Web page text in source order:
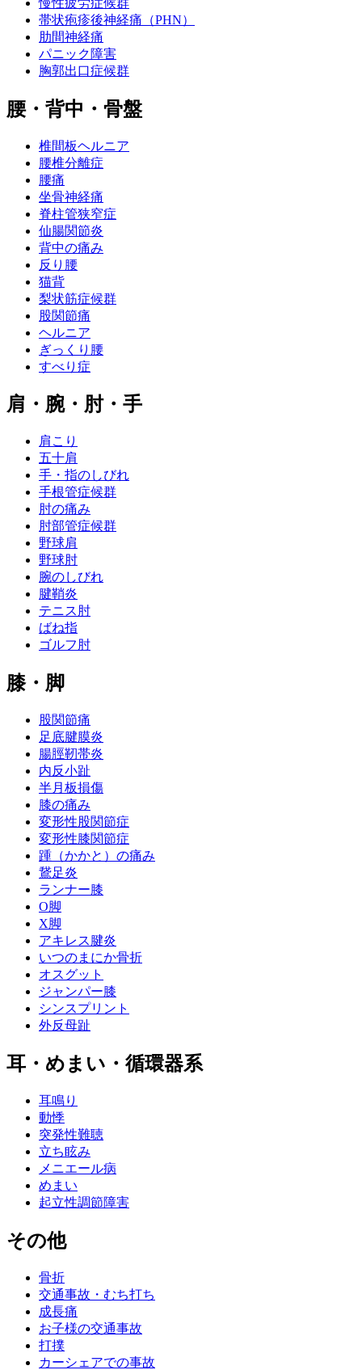
帯状疱疹後神経痛（PHN）
肋間神経痛
パニック障害
胸郭出口症候群
腰・背中・骨盤
椎間板ヘルニア
腰椎分離症
腰痛
坐骨神経痛
脊柱管狭窄症
仙腸関節炎
背中の痛み
反り腰
猫背
梨状筋症候群
股関節痛
ヘルニア
ぎっくり腰
すべり症
肩・腕・肘・手
肩こり
五十肩
手・指のしびれ
手根管症候群
肘の痛み
肘部管症候群
野球肩
野球肘
腕のしびれ
腱鞘炎
テニス肘
ばね指
ゴルフ肘
膝・脚
股関節痛
足底腱膜炎
腸脛靭帯炎
内反小趾
半月板損傷
膝の痛み
変形性股関節症
変形性膝関節症
踵（かかと）の痛み
鵞足炎
ランナー膝
O脚
X脚
アキレス腱炎
いつのまにか骨折
オスグット
ジャンパー膝
シンスプリント
外反母趾
耳・めまい・循環器系
耳鳴り
動悸
突発性難聴
立ち眩み
メニエール病
めまい
起立性調節障害
その他
骨折
交通事故・むち打ち
成長痛
お子様の交通事故
打撲
カーシェアでの事故